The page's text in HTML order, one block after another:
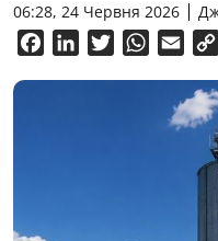
06:28, 24 Червня 2026
FacebookLinkedInTwitter Email